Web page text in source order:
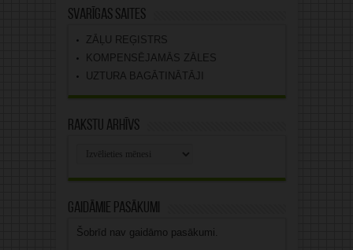
Svarīgas saites
ZĀĻU REĢISTRS
KOMPENSĒJAMĀS ZĀLES
UZTURA BAGĀTINĀTĀJI
Rakstu arhīvs
Gaidāmie pasākumi
Šobrīd nav gaidāmo pasākumi.